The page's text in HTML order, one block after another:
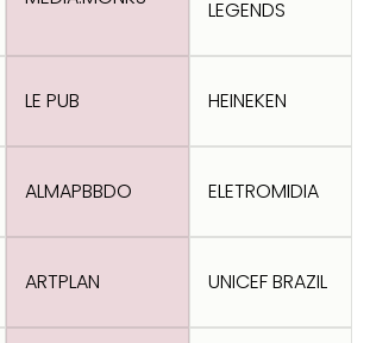
Entertainment
Film Craft PR
for Gaming
for Music
Entertainment
Outdoor
Goals
LEGENDS
LE PUB HEINEKEN
ALMAPBBDO ELETROMIDIA
ARTPLAN UNICEF BRAZIL